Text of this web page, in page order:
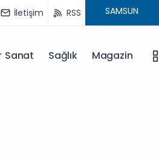
İletişim RSS
Sanat Sağlık Magazin